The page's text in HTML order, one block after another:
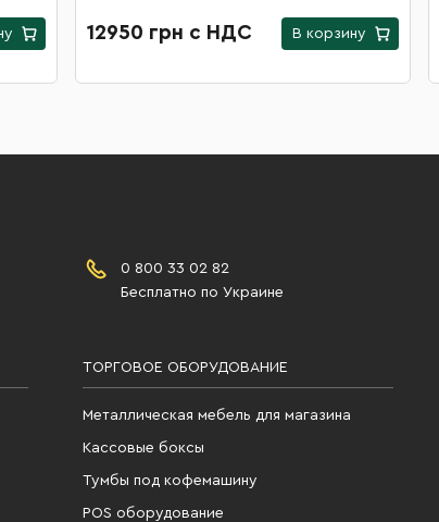
12950 грн с НДС В корзину
0 800 33 02 82
Бесплатно по Украине
ТОРГОВОЕ ОБОРУДОВАНИЕ
Металлическая мебель для магазина
Кассовые боксы
Тумбы под кофемашину
POS оборудование